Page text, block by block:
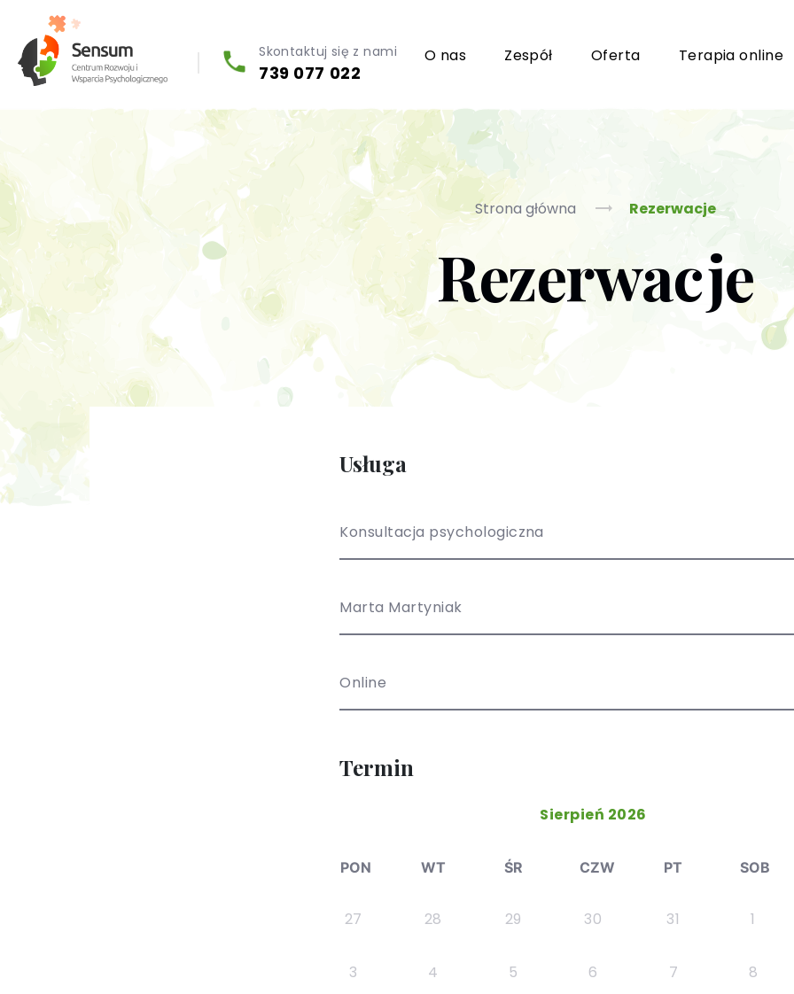
Skontaktuj się z nami
739 077 022
O nas Zespół Oferta Terapia online
Diagnoza psychologiczna (testy psychologiczne)
Konsultacja biegłego psychologa
Psychoterapia indywidualna (PL / EN)
Wsparcie dla firm
Grupy wsparcia i TUSy dla osób dorosłych
Poradnictwo seksuologiczne
Psychoterapia par i małżeństwa
Terapia uzależnień (PL / EN)
Strona główna Rezerwacje
Rezerwacje
Usługa
Konsultacja psychologiczna
Marta Martyniak
Online
Termin
Sierpień 2026
PON WT ŚR CZW PT SOB
27 28 29 30 31 1
3 4 5 6 7 8